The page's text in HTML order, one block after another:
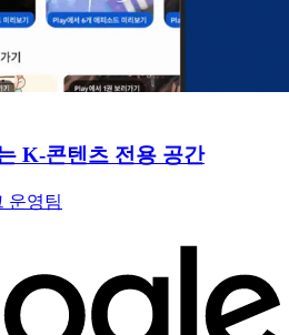
K-콘텐츠 전용 공간
운영팀